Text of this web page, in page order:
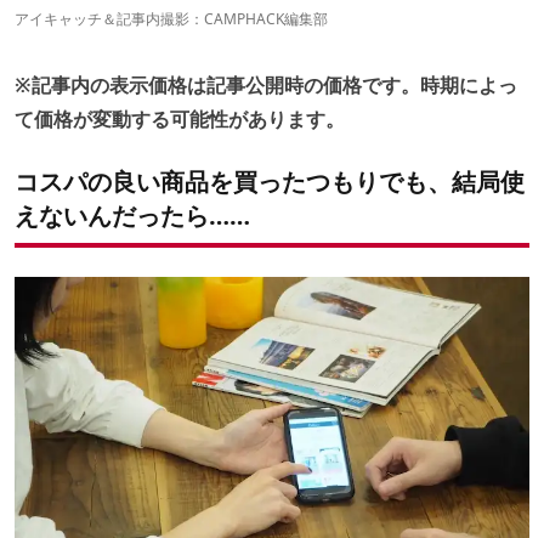
ソロにもファミリーにも◎使い勝手のいい絶妙なサイズ感！
片手でサット組み立てられる
優れた安定感！耐久性もバツグンです
最高の使い方、見つけました！
しっかりとしたタフな作り
生地が柔らかいから作業しやすい！
⑤オレゴニアンキャンパーの「テントイン ポップアップ トラッ
ゴミ袋の分別が可能！
持ち運び便利！アイデア次第でいろんな使い方ができそう
⑥松野屋「アルマイトちゃぶ台」
申し分のない、優れた携帯性
御座敷からロースタイルにハマる、ミニマム設計
アルミ製なので、手入れが容易！
⑦BRITA「fill&go Active」
水道水が美味しくなる
コップ付きが、これまた良い！
⑧LOMTAP 「背景スタンド」
縦横の長さ調整が可能な、ハンガーラックに早変わり！
アイキャッチ＆記事内撮影：CAMPHACK編集部
※記事内の表示価格は記事公開時の価格です。時期によっ
て価格が変動する可能性があります。
コスパの良い商品を買ったつもりでも、結局使
えないんだったら……